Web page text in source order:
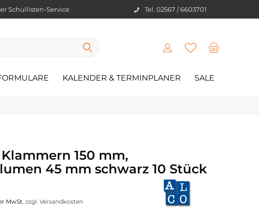
Schullisten-Service Tel. 02567 / 6603701
KALENDER & TERMINPLANER SALE
150 mm,
45 mm schwarz 10 Stück
MwSt. zzgl. Versandkosten